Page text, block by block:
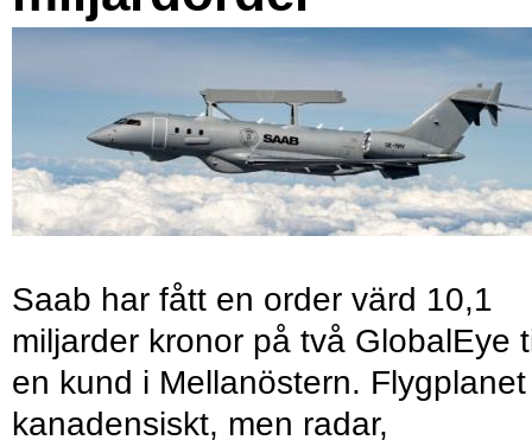
Saab har fått en order värd 10,1
miljarder kronor på två GlobalEye
en kund i Mellanöstern.
kanadensiskt, men radar,